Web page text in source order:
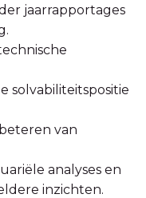
jaarrapportages
solvabiliteitspositie
van
analyses en
inzichten.